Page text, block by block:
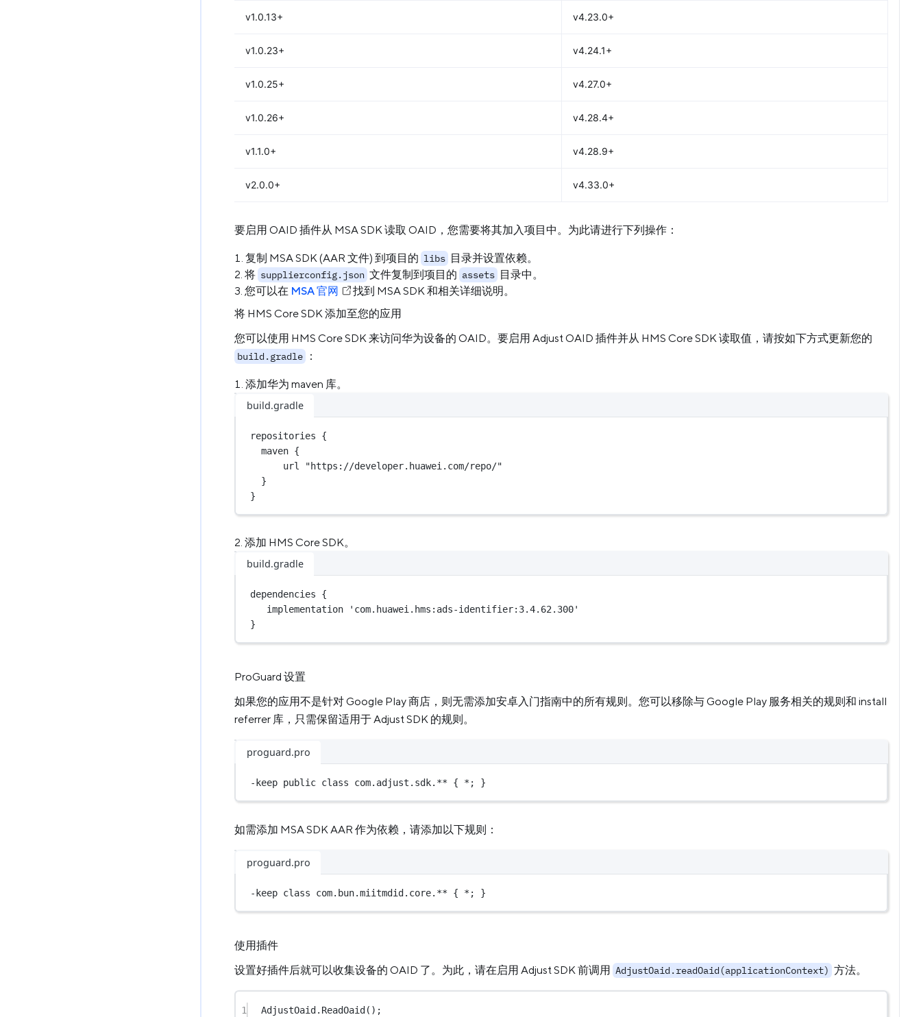
v1.0.13+ v4.23.0+
v1.0.23+ v4.24.1+
v1.0.25+ v4.27.0+
v1.0.26+ v4.28.4+
v1.1.0+ v4.28.9+
v2.0.0+ v4.33.0+
要启用 OAID 插件从 MSA SDK 读取 OAID，您需要将其加入项目中。为此请进行下列操作：
复制 MSA SDK (AAR 文件) 到项目的 libs 目录并设置依赖。
将 supplierconfig.json 文件复制到项目的 assets 目录中。
您可以在 MSA 官网
找到 MSA SDK 和相关详细说明。
将 HMS Core SDK 添加至您的应用
您可以使用 HMS Core SDK 来访问华为设备的 OAID。要启用 Adjust OAID 插件并从 HMS Core SDK 读取值，请按如下方式更新您的
build.gradle ：
添加华为 maven 库。
build.gradle
repositories {
maven {
url
"https://developer.huawei.com/repo/"
}
}
添加 HMS Core SDK。
build.gradle
dependencies {
implementation
'com.huawei.hms:ads-identifier:3.4.62.300'
}
ProGuard 设置
如果您的应用不是针对 Google Play 商店，则无需添加安卓入门指南中的所有规则。您可以移除与 Google Play 服务相关的规则和 install
referrer 库，只需保留适用于 Adjust SDK 的规则。
proguard.pro
-keep public class com.adjust.sdk.** { * ; }
如需添加 MSA SDK AAR 作为依赖，请添加以下规则：
proguard.pro
-keep class com.bun.miitmdid.core.** { * ; }
使用插件
设置好插件后就可以收集设备的 OAID 了。为此，请在启用 Adjust SDK 前调用 AdjustOaid.readOaid(applicationContext) 方法。
1 AdjustOaid. ReadOaid();